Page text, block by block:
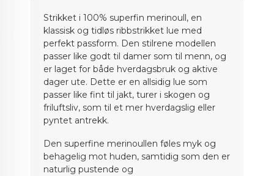
Strikket i 100% superfin merinoull, en
klassisk og tidløs ribbstrikket lue med
perfekt passform. Den stilrene modellen
passer like godt til damer som til menn, og
er laget for både hverdagsbruk og aktive
dager ute. Dette er en allsidig lue som
passer like fint til jakt, turer i skogen og
friluftsliv, som til et mer hverdagslig eller
pyntet antrekk.
Den superfine merinoullen føles myk og
behagelig mot huden, samtidig som den er
naturlig pustende og